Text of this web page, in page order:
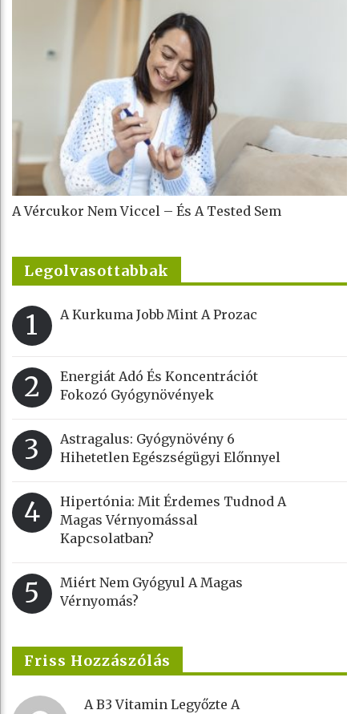
A Vércukor Nem Viccel – És A Tested Sem
Legolvasottabbak
1 A Kurkuma Jobb Mint A Prozac
2
Energiát Adó És Koncentrációt
Fokozó Gyógynövények
3
Astragalus: Gyógynövény 6
Hihetetlen Egészségügyi Előnnyel
4
Hipertónia: Mit Érdemes Tudnod A
Magas Vérnyomással
Kapcsolatban?
5
Miért Nem Gyógyul A Magas
Vérnyomás?
Friss Hozzászólás
A B3 Vitamin Legyőzte A